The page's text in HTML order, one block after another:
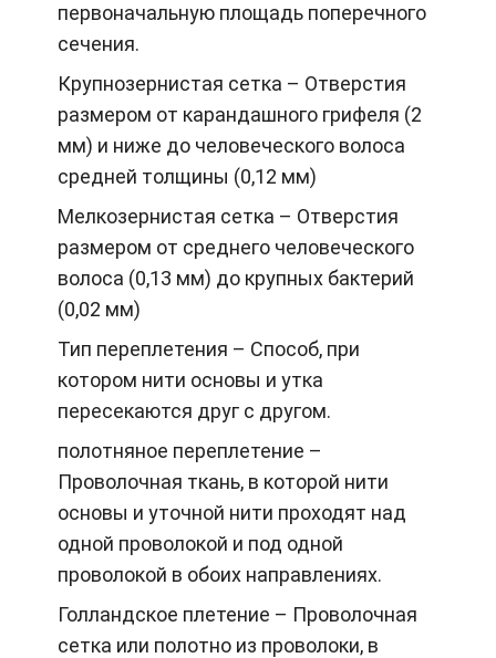
первоначальную площадь поперечного
сечения.
Крупнозернистая сетка – Отверстия
размером от карандашного грифеля (2
мм) и ниже до человеческого волоса
средней толщины (0,12 мм)
Мелкозернистая сетка – Отверстия
размером от среднего человеческого
волоса (0,13 мм) до крупных бактерий
(0,02 мм)
Тип переплетения – Способ, при
котором нити основы и утка
пересекаются друг с другом.
полотняное переплетение –
Проволочная ткань, в которой нити
основы и уточной нити проходят над
одной проволокой и под одной
проволокой в обоих направлениях.
Голландское плетение – Проволочная
сетка или полотно из проволоки, в